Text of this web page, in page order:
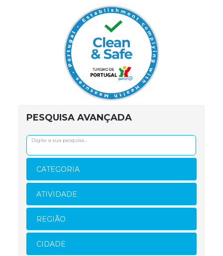
PESQUISA AVANÇADA
CATEGORIA
ATIVIDADE
REGIÃO
CIDADE